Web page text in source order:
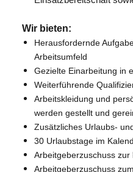
Wir bieten:
Herausfordernde
Arbeitsumfeld
Gezielte Einarbeitung in
Weiterführende
Arbeitskleidung und
werden gestellt und
Zusätzliches Urlaubs-
30 Urlaubstage im
Arbeitgeberzuschuss
Arbeitgeberzuschuss